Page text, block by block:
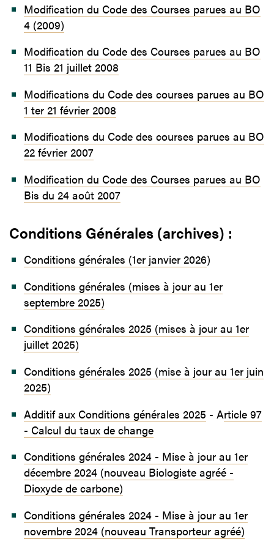
Modification du Code des Courses parues au BO
4 (2009)
Modification du Code des Courses parues au BO
11 Bis 21 juillet 2008
Modifications du Code des courses parues au BO
1 ter 21 février 2008
Modifications du Code des courses parues au BO
22 février 2007
Modification du Code des Courses parues au BO
Bis du 24 août 2007
Conditions Générales (archives) :
Conditions générales (1er janvier 2026)
Conditions générales (mises à jour au 1er
septembre 2025)
Conditions générales 2025 (mises à jour au 1er
juillet 2025)
Conditions générales 2025 (mise à jour au 1er juin
2025)
Additif aux Conditions générales 2025 - Article 97
- Calcul du taux de change
Conditions générales 2024 - Mise à jour au 1er
décembre 2024 (nouveau Biologiste agréé -
Dioxyde de carbone)
Conditions générales 2024 - Mise à jour au 1er
novembre 2024 (nouveau Transporteur agréé)